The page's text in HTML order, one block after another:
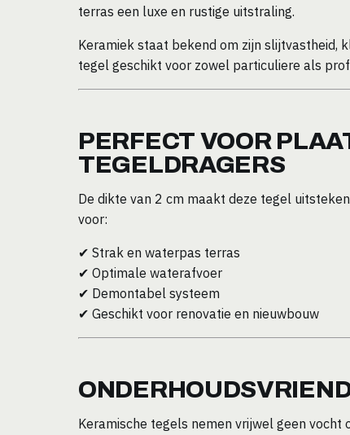
terras een luxe en rustige uitstraling.
Keramiek staat bekend om zijn slijtvastheid,
tegel geschikt voor zowel particuliere als
PERFECT VOOR
TEGELDRAGERS
De dikte van 2 cm maakt deze tegel
voor:
✔ Strak en waterpas terras
✔ Optimale waterafvoer
✔ Demontabel systeem
✔ Geschikt voor renovatie en nieuwbouw
Keramische tegels nemen vrijwel geen vocht